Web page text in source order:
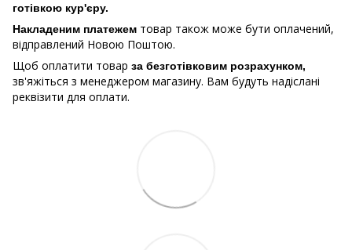
готівкою кур'єру.
Накладеним платежем товар також може бути оплачений,
відправлений Новою Поштою.
Щоб оплатити товар за безготівковим розрахунком,
зв'яжіться з менеджером магазину. Вам будуть надіслані
реквізити для оплати.